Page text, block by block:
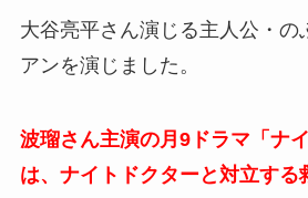
大谷亮平さん演じる主人公・の
アンを演じました。
波瑠さん主演の月9ドラマ「ナ
は、ナイトドクターと対立する